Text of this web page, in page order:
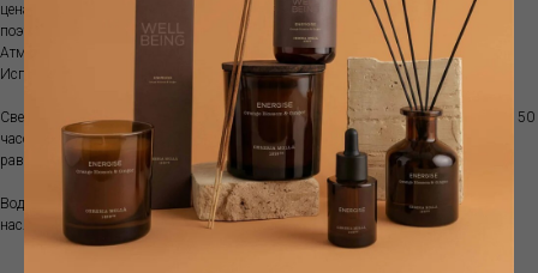
цена стеклянной емкости составляет почти половину стоимости диффузора,
поэтому покупка рефилла позволяет экономить.
Атмосферный аромат наполняет пространство особым благоуханием .
Используйте вместе с диффузором для усиления выбранного аромата.
Свеча- ручная работа, сделано в Испании из соевого воска. Время горения до 50
часов. Регулярно подрезайте фитиль до длины в 0,5 см. Давайте воску
равномерно расплавиться на поверхности.
Водорастворимое эфирное масло - 2-3 капли в воду или аромадиффузор - и
наслаждайтесь любимым ароматом.